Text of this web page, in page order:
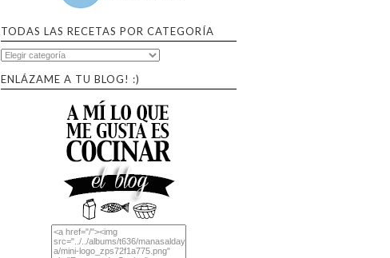
TODAS LAS RECETAS POR CATEGORÍA
ENLÁZAME A TU BLOG! :)